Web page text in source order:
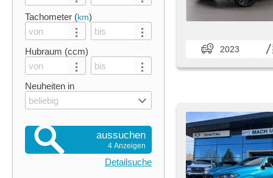
Tachometer (km)
Hubraum (ccm)
Neuheiten in
beliebig
aussuchen
4 Anzeigen
Detailsuche
2023